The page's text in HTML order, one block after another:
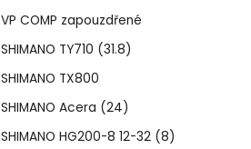
VP COMP zapouzdřené
SHIMANO TY710 (31.8)
SHIMANO TX800
SHIMANO Acera (24)
SHIMANO HG200-8 12-32 (8)